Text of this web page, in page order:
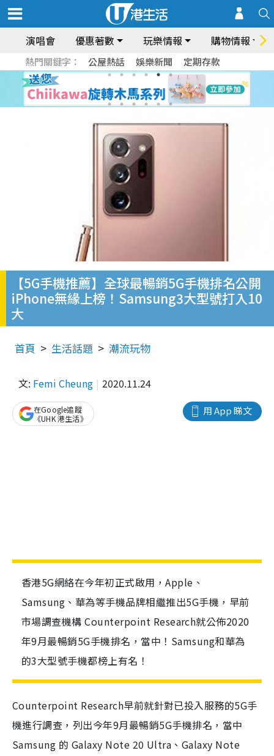
演唱會 優惠著數 玩樂情報 購物情報
熱門關鍵字： 公屋熱話 娛樂新聞 定期存款
【5G手機推薦】全球最暢銷5G手機排名公開
iPhone無緣上榜！Samsung3大型號打入10
大
首頁 生活話題 潮流玩物
文: Femi Cheung 2020.11.24
用 App 睇文
在Google追蹤
《UHK 港生活》
香港5G網絡在今年初正式啟用，Apple、
Samsung、華為等手機品牌相繼推出5G手機，早前
市場調查機構 Counterpoint Research就公佈2020
年9月最暢銷5G手機排名，當中！Samsung和華為
的3大型號手機都榜上有名！
Counterpoint Research早前就針對已投入服務的5G手
機進行調查，列出今年9月最暢銷5G手機排名，當中
Samsung 的 Galaxy Note 20 Ultra、Galaxy Note